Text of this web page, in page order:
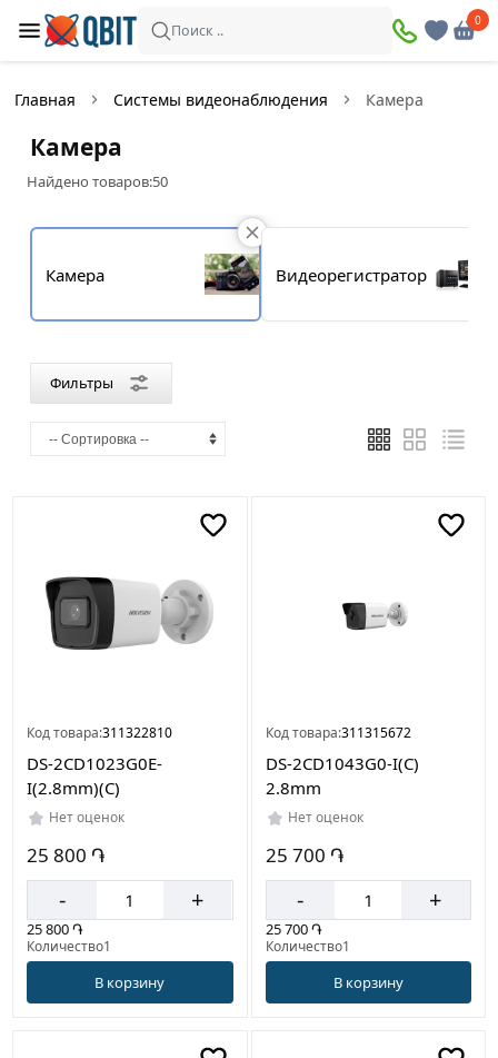
Поиск ..
0
Главная Системы видеонаблюдения Камера
Камера
Найдено товаров:50
Камера Видеорегистратор
Фильтры
Фильтры
наличии
скидкой
Бренд
Черный
Китай
Код товара:311322810
DS-2CD1023G0E-
I(2.8mm)(C)
Нет оценок
25 800 ֏
- +
25 800 ֏
Количество1
В корзину
Код товара:311315672
DS-2CD1043G0-I(C)
2.8mm
Нет оценок
25 700 ֏
- +
25 700 ֏
Количество1
В корзину